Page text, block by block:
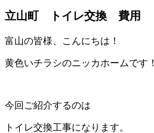
立山町 トイレ交換 費用
富山の皆様、こんにちは！
黄色いチラシのニッカホームです！
今回ご紹介するのは
トイレ交換工事になります。